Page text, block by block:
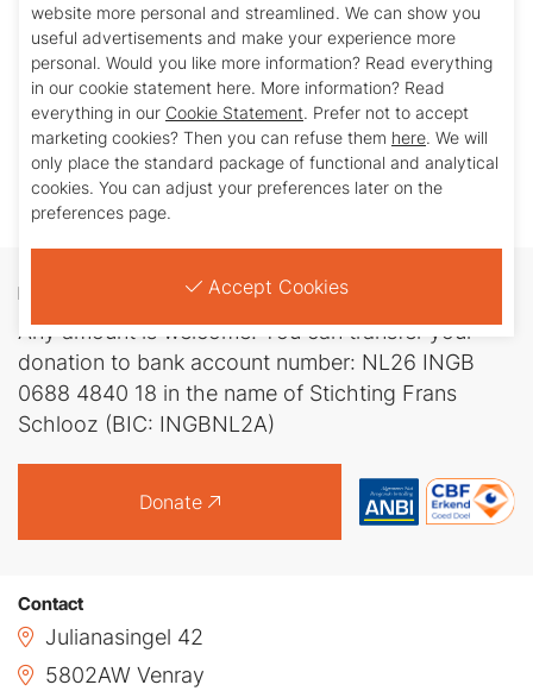
begeleiding van een leraar). De kinderen volgen
de eigen technische opleidingen van het instituut
of gaan naar een school in het dorp.
Financiële bijdrage in 2012: € 20.110,- (2011: €
21.863,-)
Contact
Julianasingel 42
5802AW Venray
Donate
Any amount is welcome. You can transfer your
donation to bank account number: NL26 INGB
0688 4840 18 in the name of Stichting Frans
Schlooz (BIC: INGBNL2A)
Donate
website more personal and streamlined. We can show you
useful advertisements and make your experience more
personal. Would you like more information? Read everything
in our cookie statement here. More information? Read
everything in our Cookie Statement. Prefer not to accept
marketing cookies? Then you can refuse them here. We will
only place the standard package of functional and analytical
cookies. You can adjust your preferences later on the
preferences page.
Accept Cookies